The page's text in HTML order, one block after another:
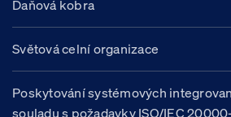
Daňová kobra
Světová celní organizace
Poskytování systémových
souladu s požadavky ISO/IEC